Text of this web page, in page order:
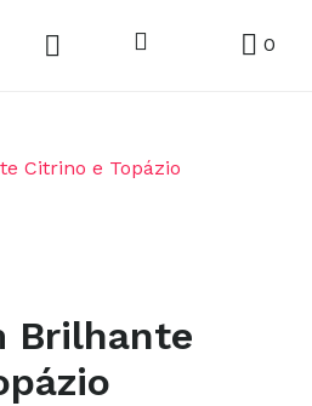
0
Citrino e Topázio
Brilhante